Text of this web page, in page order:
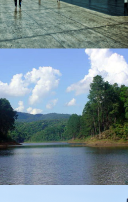
do Parque da Cantareira e
Alberto Löfgren